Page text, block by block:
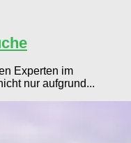
Experten im
nur aufgrund...